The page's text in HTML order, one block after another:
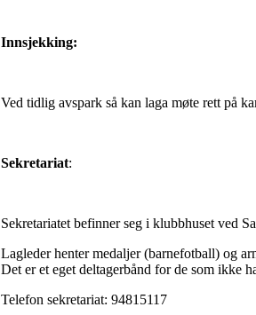
Innsjekking:
Ved tidlig avspark så kan laga møte rett på
Sekretariat:
Sekretariatet befinner seg i klubbhuset ved
Lagleder henter medaljer (barnefotball) og
Det er et eget deltagerbånd for de som ikke
Telefon sekretariat: 94815117